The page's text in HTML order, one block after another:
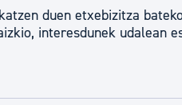
duen etxebizitza
interesdunek udalean